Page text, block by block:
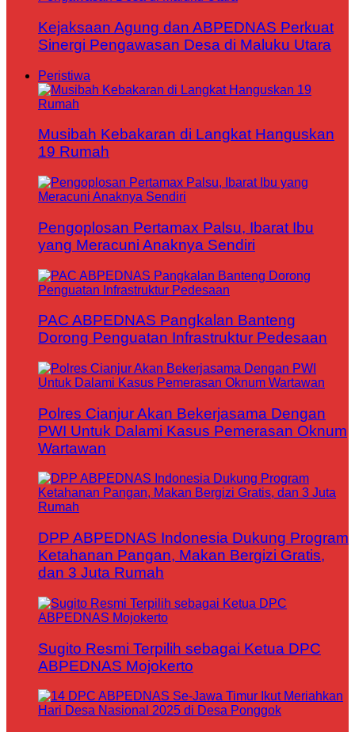
Kejaksaan Agung dan ABPEDNAS Perkuat
Sinergi Pengawasan Desa di Maluku Utara
Peristiwa
Musibah Kebakaran di Langkat Hanguskan
19 Rumah
Pengoplosan Pertamax Palsu, Ibarat Ibu
yang Meracuni Anaknya Sendiri
PAC ABPEDNAS Pangkalan Banteng
Dorong Penguatan Infrastruktur Pedesaan
Polres Cianjur Akan Bekerjasama Dengan
PWI Untuk Dalami Kasus Pemerasan Oknum
Wartawan
DPP ABPEDNAS Indonesia Dukung Program
Ketahanan Pangan, Makan Bergizi Gratis,
dan 3 Juta Rumah
Sugito Resmi Terpilih sebagai Ketua DPC
ABPEDNAS Mojokerto